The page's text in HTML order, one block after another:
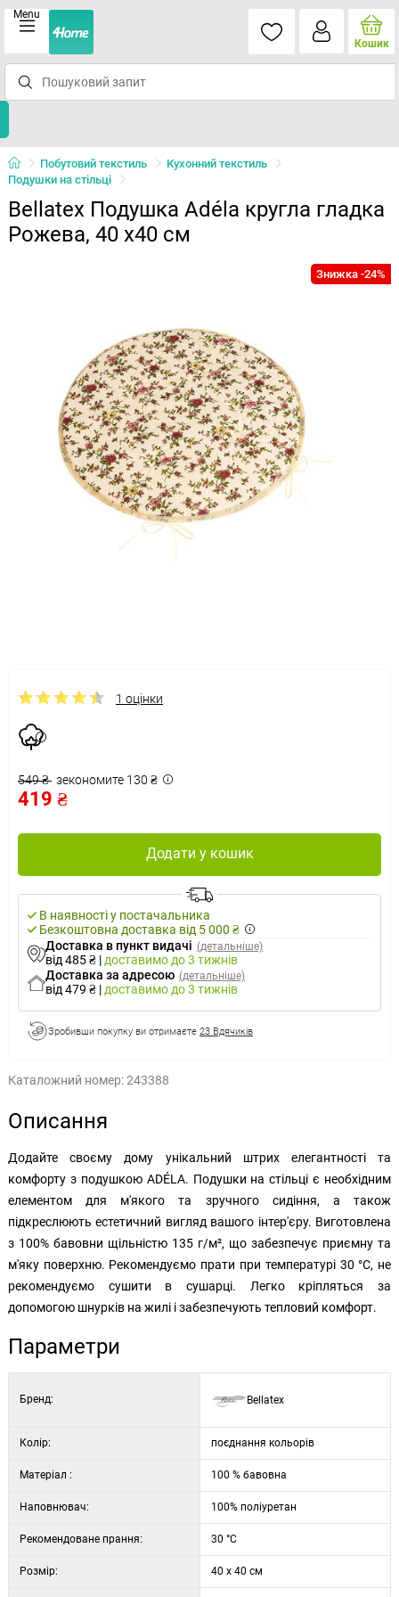
Menu
Кошик
Побутовий текстиль
Кухонний текстиль
Подушки на стільці
Bellatex Подушка Adéla кругла гладка
Рожева, 40 x40 см
Знижка -24%
1 оцінки
549 ₴ зекономите 130 ₴
419 ₴
Додати у кошик
В наявності у постачальника
Безкоштовна доставка від 5 000 ₴
Доставка в пункт видачі (детальніше)
від 485 ₴ | доставимо до 3 тижнів
Доставка за адресою (детальніше)
від 479 ₴ | доставимо до 3 тижнів
Зробивши покупку ви отримаєте 23 Вдячиків
Каталожний номер:243388
Описання
Додайте своєму дому унікальний штрих елегантності та
комфорту з подушкою ADÉLA. Подушки на стільці є необхідним
елементом для м'якого та зручного сидіння, а також
підкреслюють естетичний вигляд вашого інтер'єру. Виготовлена
з 100% бавовни щільністю 135 г/м², що забезпечує приємну та
м'яку поверхню. Рекомендуємо прати при температурі 30 °C, не
рекомендуємо сушити в сушарці. Легко кріпляться за
допомогою шнурків на жилі і забезпечують тепловий комфорт.
Параметри
Бренд: Bellatex
Колір: поєднання кольорів
Матеріал : 100 % бавовна
Наповнювач: 100% поліуретан
Рекомендоване прання: 30 °C
Розмір: 40 x 40 см